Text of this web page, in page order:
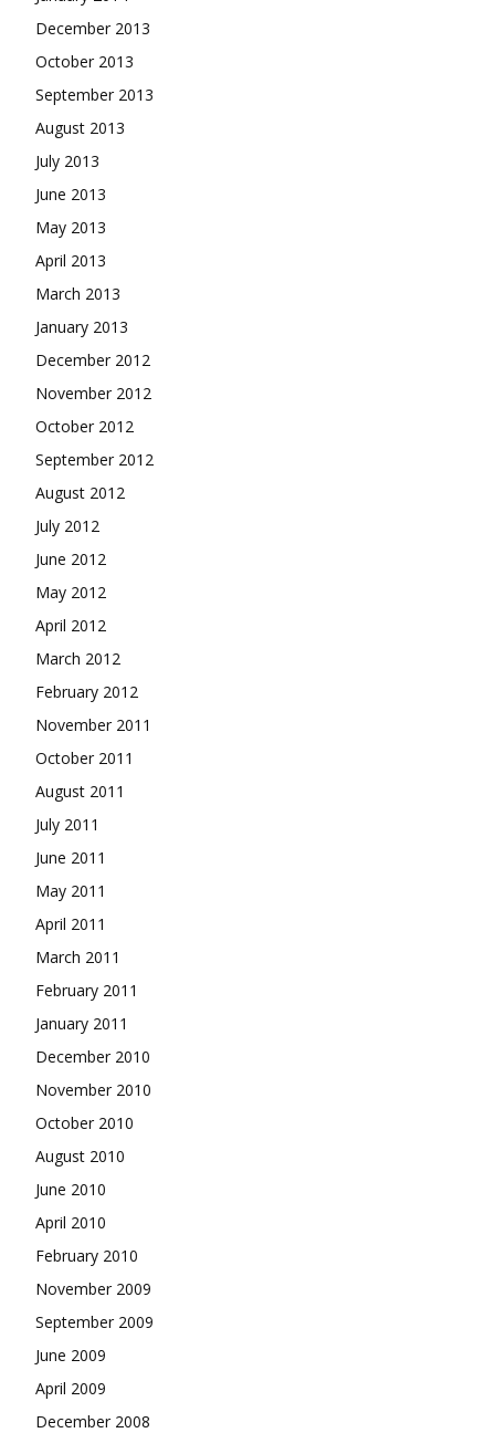
December 2013
October 2013
September 2013
August 2013
July 2013
June 2013
May 2013
April 2013
March 2013
January 2013
December 2012
November 2012
October 2012
September 2012
August 2012
July 2012
June 2012
May 2012
April 2012
March 2012
February 2012
November 2011
October 2011
August 2011
July 2011
June 2011
May 2011
April 2011
March 2011
February 2011
January 2011
December 2010
November 2010
October 2010
August 2010
June 2010
April 2010
February 2010
November 2009
September 2009
June 2009
April 2009
December 2008